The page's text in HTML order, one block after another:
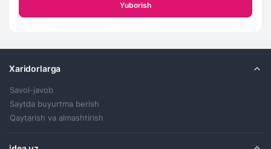
Yuborish
Xaridorlarga
Savol-javob
Saytda buyurtma berish
Qaytarish va almashtirish